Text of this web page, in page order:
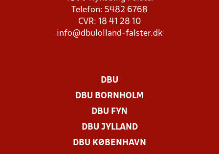
Telefon: 5482 6768
CVR: 18 41 28 10
info@dbulolland-falster.dk
DBU
DBU BORNHOLM
DBU FYN
DBU JYLLAND
DBU KØBENHAVN